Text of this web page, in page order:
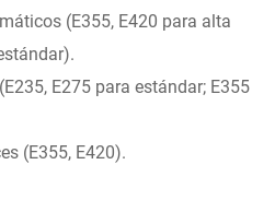
(E355, E420 para alta
E275 para estándar; E355
(E355, E420).